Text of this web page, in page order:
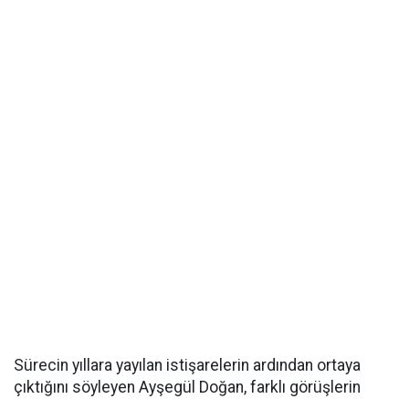
Sürecin yıllara yayılan istişarelerin ardından ortaya
çıktığını söyleyen Ayşegül Doğan, farklı görüşlerin